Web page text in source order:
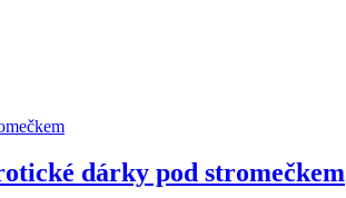
dárky pod stromečkem